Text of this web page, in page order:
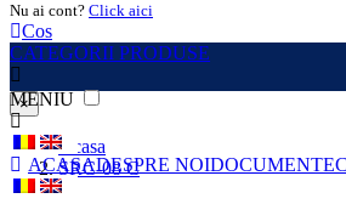
Nu ai cont? Click aici
Cos
CATEGORII PRODUSE
MENIU
ACASADESPRE NOIDOCUMENTE
×
Acasa
SRC-08 C